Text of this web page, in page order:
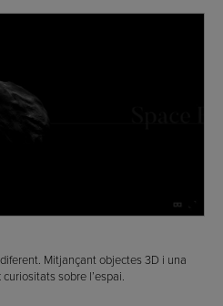
Mitjançant objectes 3D i una
sobre l’espai.